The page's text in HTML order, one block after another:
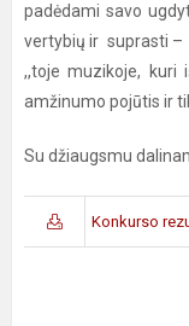
padėdami savo
vertybių ir suprasti
,,toje muzikoje, kuri
amžinumo pojūtis ir
Su džiaugsmu
Konkurso